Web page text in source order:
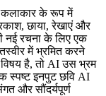
कलाकार के रूप में
छाया, रेखाएं और
नई रचना के लिए एक
में भ्रमित करने
विषय है, तो AI उस भ्रम
स्पष्ट इनपुट छवि AI
और सौंदर्यपूर्ण